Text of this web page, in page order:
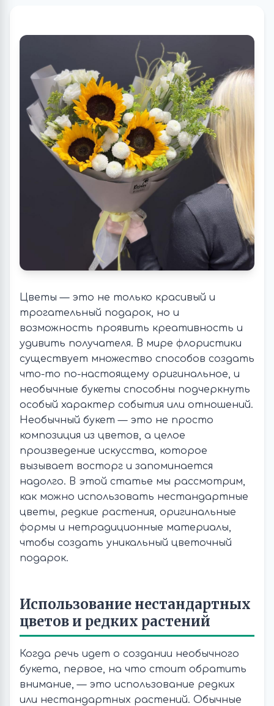
Цветы — это не только красивый и
трогательный подарок, но и
возможность проявить креативность и
удивить получателя. В мире флористики
существует множество способов создать
что-то по-настоящему оригинальное, и
необычные букеты способны подчеркнуть
особый характер события или отношений.
Необычный букет — это не просто
композиция из цветов, а целое
произведение искусства, которое
вызывает восторг и запоминается
надолго. В этой статье мы рассмотрим,
как можно использовать нестандартные
цветы, редкие растения, оригинальные
формы и нетрадиционные материалы,
чтобы создать уникальный цветочный
подарок.
Использование нестандартных
цветов и редких растений
Когда речь идет о создании необычного
букета, первое, на что стоит обратить
внимание, — это использование редких
или нестандартных растений. Обычные